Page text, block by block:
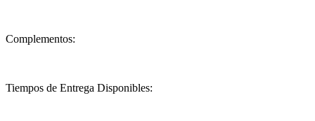
Complementos:
Tiempos de Entrega Disponibles: